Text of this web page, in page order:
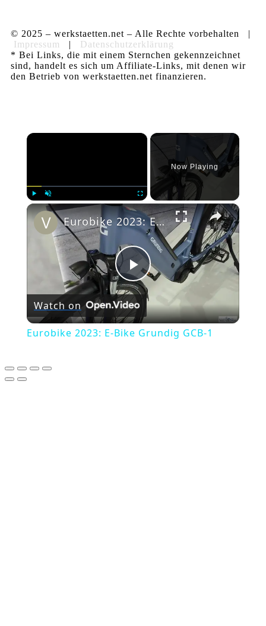
© 2025 – werkstaetten.net – Alle Rechte vorbehalten |
Impressum
| Datenschutzerklärung
* Bei Links, die mit einem Sternchen gekennzeichnet
sind, handelt es sich um Affiliate-Links, mit denen wir
den Betrieb von werkstaetten.net finanzieren.
×
Unmute
Now Playing
×
Play
Video
Eurobike 2023: E-Bike Grundig GCB-1
Watch on
Eurobike 2023: E-Bike Grundig GCB-1